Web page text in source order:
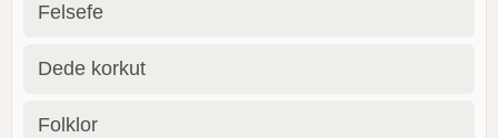
Felsefe
Dede korkut
Folklor